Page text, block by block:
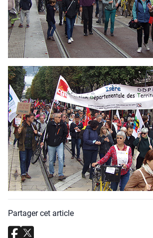
Partager cet article